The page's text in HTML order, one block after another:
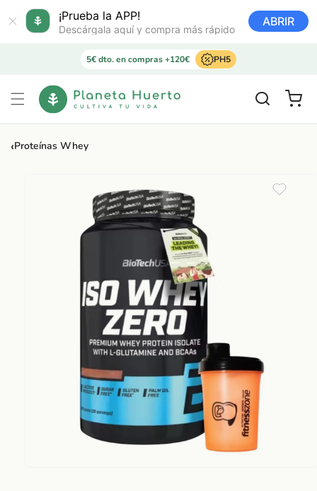
¡Prueba la APP!
Descárgala aquí y compra más rápido
ABRIR
directamente
al contenido
5€ dto. en compras +120€ PH5
Carrito
‹Proteínas Whey